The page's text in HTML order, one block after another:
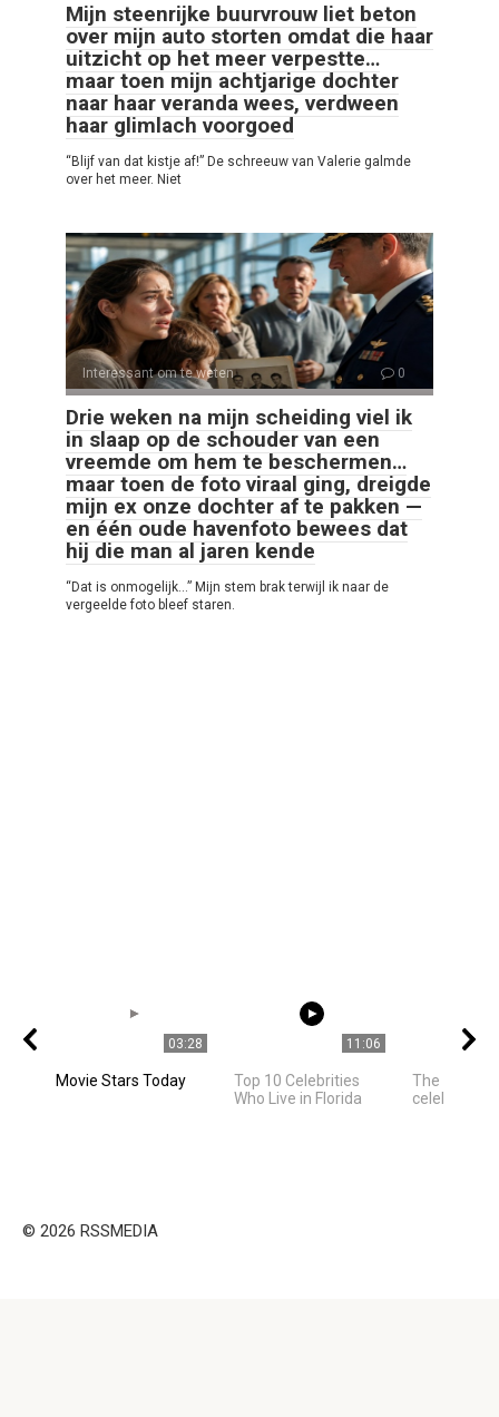
Mijn steenrijke buurvrouw liet beton
over mijn auto storten omdat die haar
uitzicht op het meer verpestte…
maar toen mijn achtjarige dochter
naar haar veranda wees, verdween
haar glimlach voorgoed
“Blijf van dat kistje af!” De schreeuw van Valerie galmde
over het meer. Niet
Interessant om te weten 0
Drie weken na mijn scheiding viel ik
in slaap op de schouder van een
vreemde om hem te beschermen…
maar toen de foto viraal ging, dreigde
mijn ex onze dochter af te pakken —
en één oude havenfoto bewees dat
hij die man al jaren kende
“Dat is onmogelijk…” Mijn stem brak terwijl ik naar de
vergeelde foto bleef staren.
03:28
Movie Stars Today
11:06
Top 10 Celebrities
Who Live in Florida
The best
celebrities
© 2026 RSSMEDIA